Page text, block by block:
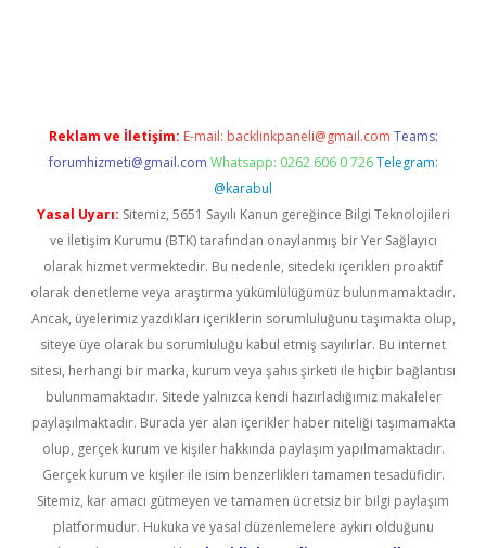
Reklam ve İletişim: E-mail: backlinkpaneli@gmail.com Teams:
forumhizmeti@gmail.com Whatsapp: 0262 606 0 726 Telegram:
@karabul
Yasal Uyarı: Sitemiz, 5651 Sayılı Kanun gereğince Bilgi Teknolojileri
ve İletişim Kurumu (BTK) tarafından onaylanmış bir Yer Sağlayıcı
olarak hizmet vermektedir. Bu nedenle, sitedeki içerikleri proaktif
olarak denetleme veya araştırma yükümlülüğümüz bulunmamaktadır.
Ancak, üyelerimiz yazdıkları içeriklerin sorumluluğunu taşımakta olup,
siteye üye olarak bu sorumluluğu kabul etmiş sayılırlar. Bu internet
sitesi, herhangi bir marka, kurum veya şahıs şirketi ile hiçbir bağlantısı
bulunmamaktadır. Sitede yalnızca kendi hazırladığımız makaleler
paylaşılmaktadır. Burada yer alan içerikler haber niteliği taşımamakta
olup, gerçek kurum ve kişiler hakkında paylaşım yapılmamaktadır.
Gerçek kurum ve kişiler ile isim benzerlikleri tamamen tesadüfidir.
Sitemiz, kar amacı gütmeyen ve tamamen ücretsiz bir bilgi paylaşım
platformudur. Hukuka ve yasal düzenlemelere aykırı olduğunu